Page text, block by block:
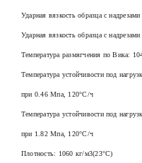
Ударная вязкость образца с
Ударная вязкость образца с
Температура размягчения по Вика:
Температура устойчивости под
при 0.46 Мпа, 120°С/ч
Температура устойчивости под
при 1.82 Мпа, 120°С/ч
Плотность: 1060 кг/м3(23°C)